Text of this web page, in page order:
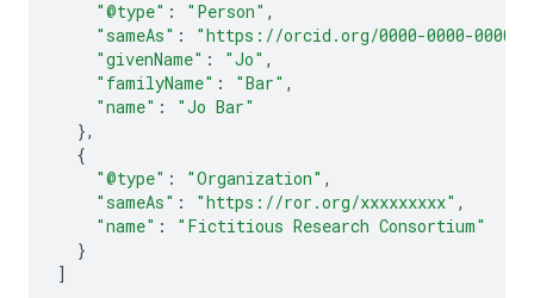
"@type" : "Person" ,
"sameAs" :
"https://orcid.org/0000-0000-0000-
"givenName" : "Jo" ,
"familyName" : "Bar" ,
"name" :
"Jo Bar"
},
{
"@type" : "Organization" ,
"sameAs" : "https://ror.org/xxxxxxxxx" ,
"name" :
"Fictitious Research Consortium"
}
]